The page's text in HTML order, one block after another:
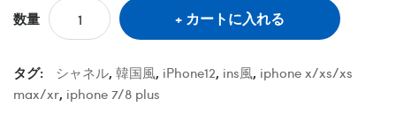
数量 カートに入れる
タグ: シャネル, 韓国風, iPhone12, ins風, iphone x/xs/xs
max/xr, iphone 7/8 plus